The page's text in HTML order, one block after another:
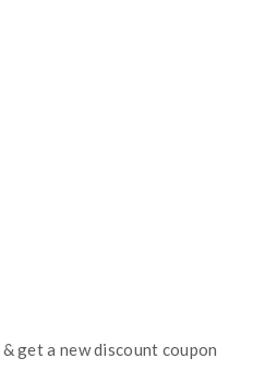
& get a new discount coupon